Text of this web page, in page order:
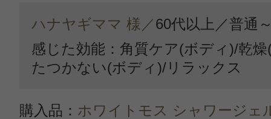
ハナヤギママ 様／60代以上／普通
感じた効能：角質ケア(ボディ)/乾
たつかない(ボディ)/リラックス
購入品： ホワイトモス シャワージェ